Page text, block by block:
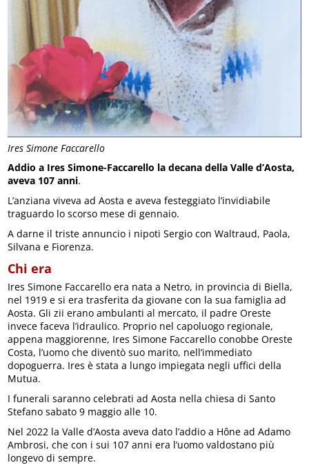
Ires Simone Faccarello
Addio a Ires Simone-Faccarello la decana della Valle d’Aosta,
aveva 107 anni.
L’anziana viveva ad Aosta e aveva festeggiato l’invidiabile
traguardo lo scorso mese di gennaio.
A darne il triste annuncio i nipoti Sergio con Waltraud, Paola,
Silvana e Fiorenza.
Chi era
Ires Simone Faccarello era nata a Netro, in provincia di Biella,
nel 1919 e si era trasferita da giovane con la sua famiglia ad
Aosta. Gli zii erano ambulanti al mercato, il padre Oreste
invece faceva l’idraulico. Proprio nel capoluogo regionale,
appena maggiorenne, Ires Simone Faccarello conobbe Oreste
Costa, l’uomo che diventò suo marito, nell’immediato
dopoguerra. Ires è stata a lungo impiegata negli uffici della
Mutua.
I funerali saranno celebrati ad Aosta nella chiesa di Santo
Stefano sabato 9 maggio alle 10.
Nel 2022 la Valle d’Aosta aveva dato l’addio a Hône ad Adamo
Ambrosi, che con i sui 107 anni era l’uomo valdostano più
longevo di sempre.